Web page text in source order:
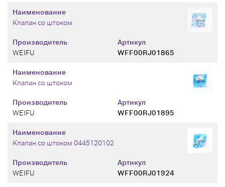
Производитель
WEIFU
Артикул
WFF00RJ01865
Наименование
Клапан со штоком
Производитель
WEIFU
Артикул
WFF00RJ01895
Наименование
Клапан со штоком
Производитель
WEIFU
Артикул
WFF00RJ01924
Наименование
Клапан со штоком 0445120102